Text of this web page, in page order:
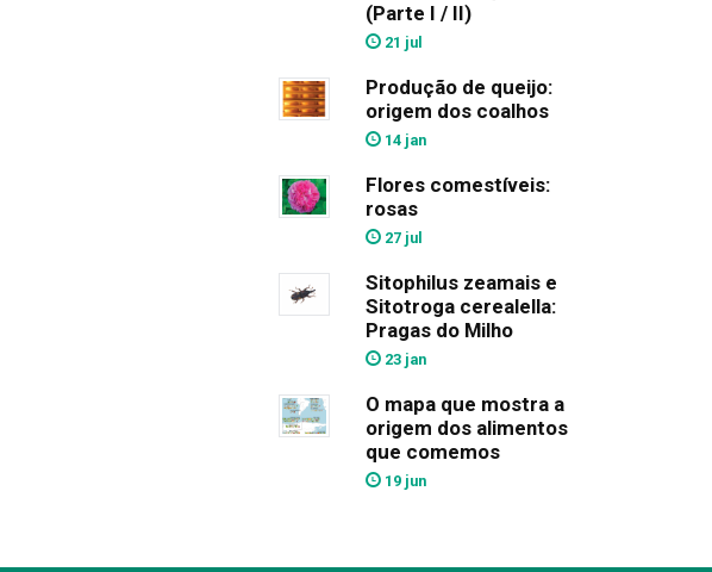
(Parte I / II)
21 jul
Produção de queijo:
origem dos coalhos
14 jan
Flores comestíveis:
rosas
27 jul
Sitophilus zeamais e
Sitotroga cerealella:
Pragas do Milho
23 jan
O mapa que mostra a
origem dos alimentos
que comemos
19 jun